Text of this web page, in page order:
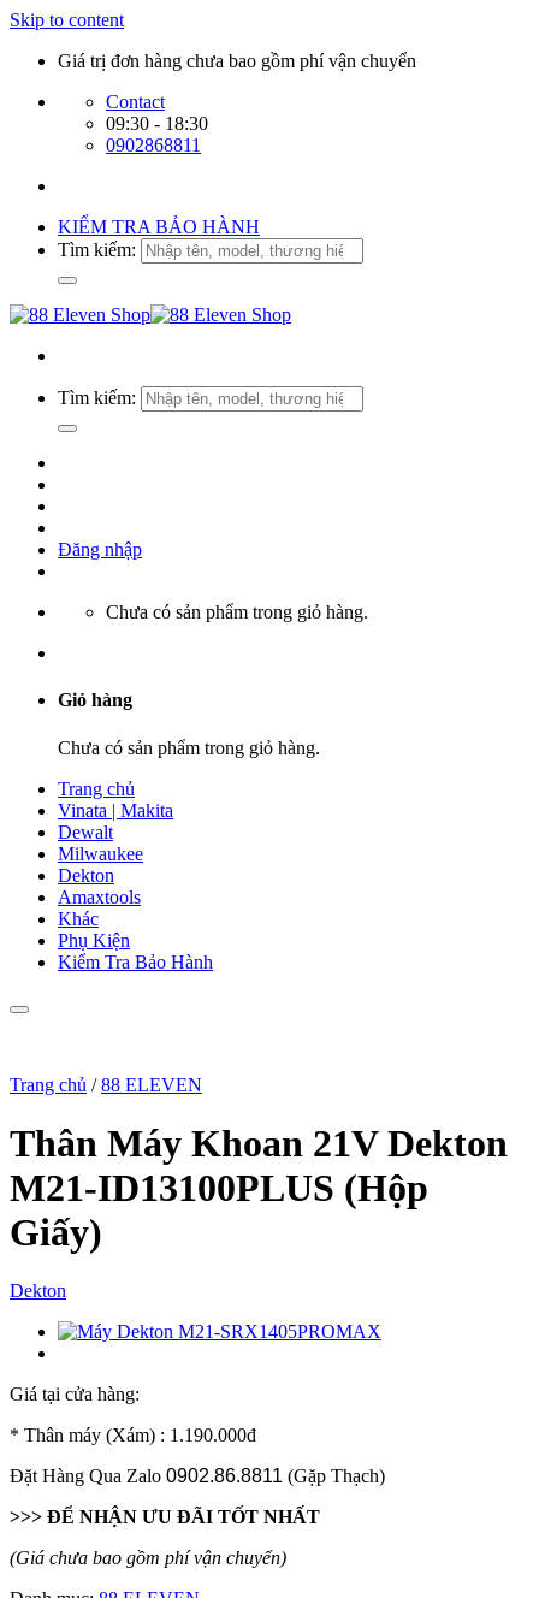
Skip to content
Giá trị đơn hàng chưa bao gồm phí vận chuyển
Contact
09:30 - 18:30
0902868811
KIỂM TRA BẢO HÀNH
Tìm kiếm:
Tìm kiếm:
Đăng nhập
Chưa có sản phẩm trong giỏ hàng.
Giỏ hàng
Chưa có sản phẩm trong giỏ hàng.
Trang chủ
Vinata | Makita
Dewalt
Milwaukee
Dekton
Amaxtools
Khác
Phụ Kiện
Kiểm Tra Bảo Hành
Trang chủ / 88 ELEVEN
Thân Máy Khoan 21V Dekton
M21-ID13100PLUS (Hộp
Giấy)
Dekton
Giá tại cửa hàng:
* Thân máy (Xám) : 1.190.000đ
Đặt Hàng Qua Zalo 0902.86.8811 (Gặp Thạch)
>>> ĐỂ NHẬN ƯU ĐÃI TỐT NHẤT
(Giá chưa bao gồm phí vận chuyển)